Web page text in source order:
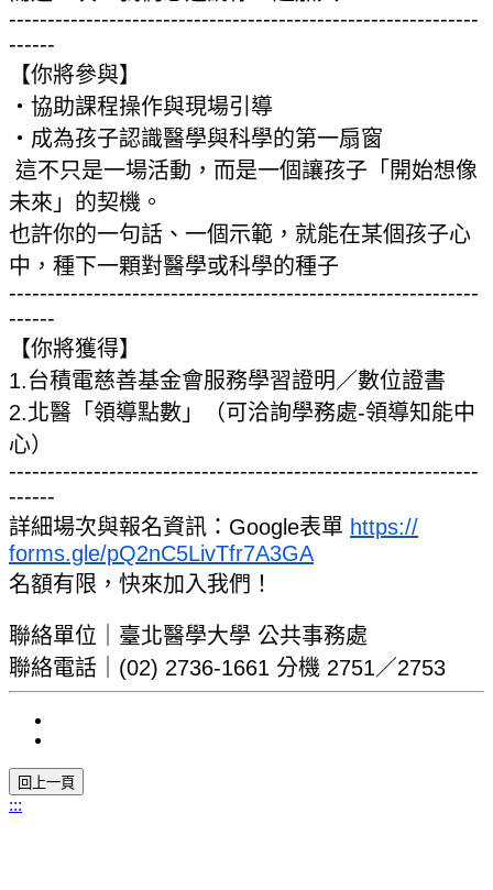
-------------------------------------------------------------
------
【你將參與】
・協助課程操作與現場引導
・成為孩子認識醫學與科學的第一扇窗
這不只是一場活動，而是一個讓孩子「開始想像
未來」的契機。
也許你的一句話、一個示範，就能在某個孩子心
中， 種下一顆對醫學或科學的種子
-------------------------------------------------------------
------
【你將獲得】
1.台積電慈善基金會服務學習證明／數位證書
2.北醫「領導點數」（可洽詢學務處-領導知能中
心）
-------------------------------------------------------------
------
詳細場次與報名資訊：Google表單 https://
forms.gle/pQ2nC5LivTfr7A3GA
名額有限，快來加入我們！
聯絡單位｜臺北醫學大學 公共事務處
聯絡電話｜(02) 2736-1661 分機 2751／2753
:::